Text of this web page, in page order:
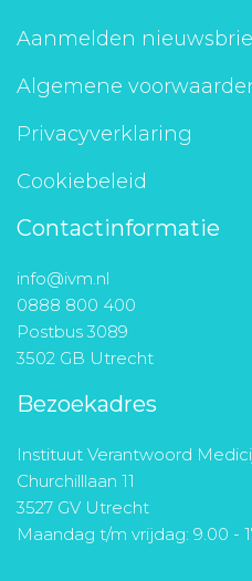
Aanmelden
Algemene
Privacyverklaring
Cookiebeleid
Contactinformatie
info@ivm.nl
0888 800 400
Postbus 3089
3502 GB Utrecht
Bezoekadres
Instituut Verantwoord
Churchilllaan 11
3527 GV Utrecht
Maandag t/m vrijdag: 9.00 -